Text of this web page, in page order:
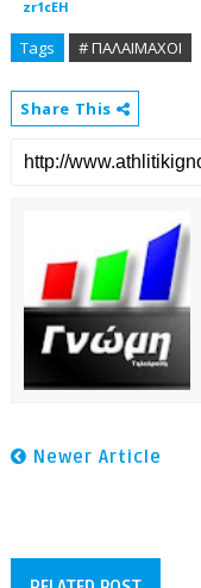
zr1cEH
Tags # ΠΑΛΑΙΜΑΧΟΙ
Share This
Newer Article